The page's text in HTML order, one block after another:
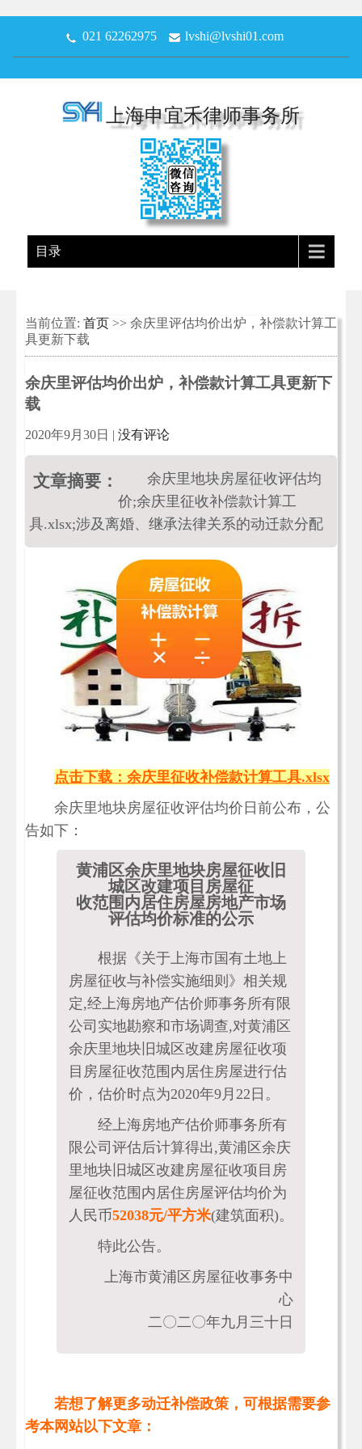
021 62262975 lvshi@lvshi01.com
上海申宜禾律师事务所
目录
当前位置: 首页 >> 余庆里评估均价出炉，补偿款计算工
具更新下载
余庆里评估均价出炉，补偿款计算工具更新下
载
2020年9月30日 | 没有评论
文章摘要：
余庆里地块房屋征收评估均
价;余庆里征收补偿款计算工
具.xlsx;涉及离婚、继承法律关系的动迁款分配
点击下载：余庆里征收补偿款计算工具.xlsx
余庆里地块房屋征收评估均价日前公布，公
告如下：
黄浦区余庆里地块房屋征收旧
城区改建项目房屋征
收范围内居住房屋房地产市场
评估均价标准的公示
根据《关于上海市国有土地上
房屋征收与补偿实施细则》相关规
定,经上海房地产估价师事务所有限
公司实地勘察和市场调查,对黄浦区
余庆里地块旧城区改建房屋征收项
目房屋征收范围内居住房屋进行估
价，估价时点为2020年9月22日。
经上海房地产估价师事务所有
限公司评估后计算得出,黄浦区余庆
里地块旧城区改建房屋征收项目房
屋征收范围内居住房屋评估均价为
人民币52038元/平方米(建筑面积)。
特此公告。
上海市黄浦区房屋征收事务中
心
二〇二〇年九月三十日
若想了解更多动迁补偿政策，可根据需要参
考本网站以下文章：